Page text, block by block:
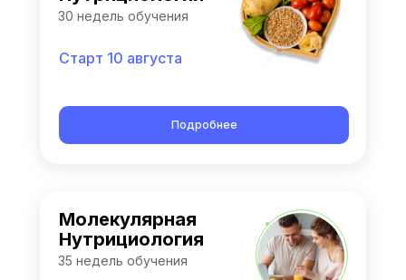
Старт 10 августа
Подробнее
30 недель обучения
Молекулярная
Нутрициология
35 недель обучения